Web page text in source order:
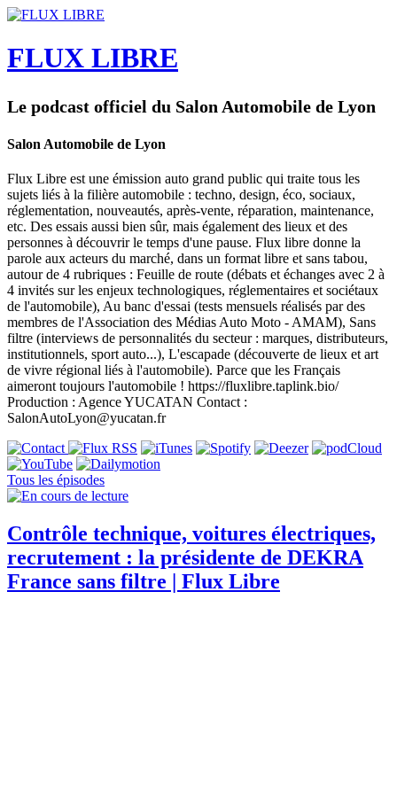
FLUX LIBRE
Le podcast officiel du Salon Automobile de Lyon
Salon Automobile de Lyon
Flux Libre est une émission auto grand public qui traite tous les
sujets liés à la filière automobile : techno, design, éco, sociaux,
réglementation, nouveautés, après-vente, réparation, maintenance,
etc. Des essais aussi bien sûr, mais également des lieux et des
personnes à découvrir le temps d'une pause. Flux libre donne la
parole aux acteurs du marché, dans un format libre et sans tabou,
autour de 4 rubriques : Feuille de route (débats et échanges avec 2 à
4 invités sur les enjeux technologiques, réglementaires et sociétaux
de l'automobile), Au banc d'essai (tests mensuels réalisés par des
membres de l'Association des Médias Auto Moto - AMAM), Sans
filtre (interviews de personnalités du secteur : marques, distributeurs,
institutionnels, sport auto...), L'escapade (découverte de lieux et art
de vivre régional liés à l'automobile). Parce que les Français
aimeront toujours l'automobile ! https://fluxlibre.taplink.bio/
Production : Agence YUCATAN Contact :
SalonAutoLyon@yucatan.fr
Tous les épisodes
Contrôle technique, voitures électriques,
recrutement : la présidente de DEKRA
France sans filtre | Flux Libre